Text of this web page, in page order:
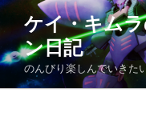
コ
ン
テ
ン
ツ
ケイ・キム
ン日記
のんびり楽しんでいきた